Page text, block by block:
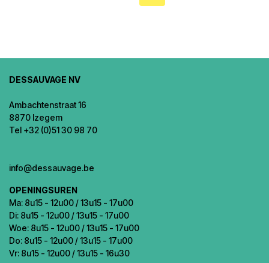
DESSAUVAGE NV
Ambachtenstraat 16
8870 Izegem
Tel +32 (0)51 30 98 70
info@dessauvage.be
OPENINGSUREN
Ma: 8u15 - 12u00 / 13u15 - 17u00
Di: 8u15 - 12u00 / 13u15 - 17u00
Woe: 8u15 - 12u00 / 13u15 - 17u00
Do: 8u15 - 12u00 / 13u15 - 17u00
Vr: 8u15 - 12u00 / 13u15 - 16u30